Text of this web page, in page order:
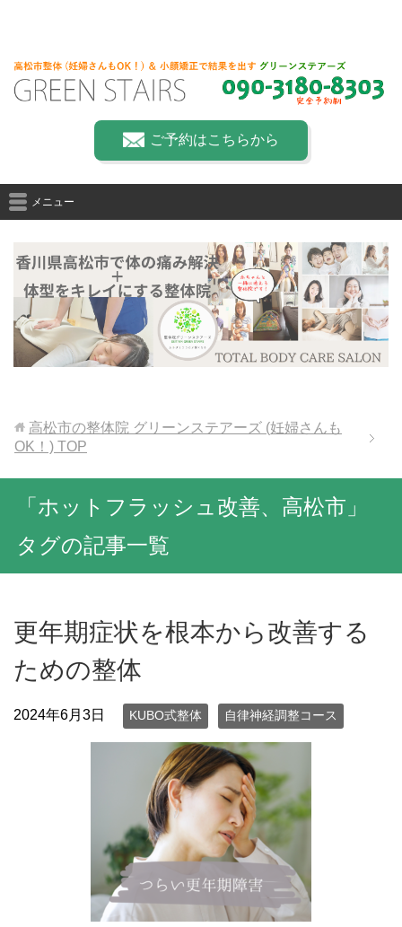
ご予約はこちらから
メニュー
高松市の整体院 グリーンステアーズ (妊婦さんも
OK！) TOP
「ホットフラッシュ改善、高松市」
タグの記事一覧
更年期症状を根本から改善する
ための整体
2024年6月3日 KUBO式整体 自律神経調整コース